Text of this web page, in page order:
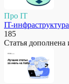
Про IT
IT-
185
Статья дополнена